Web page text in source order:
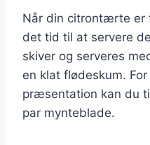
Når din citrontærte
det tid til at servere
skiver og serveres
en klat flødeskum.
præsentation kan du
par mynteblade.